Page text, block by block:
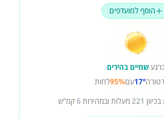
הוסף למועדפים
שמיים בהירים
17°עם95%לחות
בכיוון 221מעלות ובמהירות6קמ"ש